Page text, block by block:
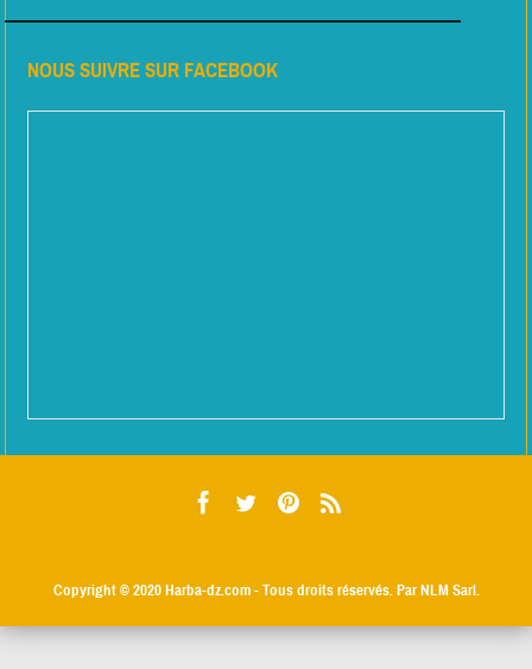
NOUS SUIVRE SUR FACEBOOK
Copyright © 2020Harba-dz.com- Tous droits réservés. Par NLM Sarl.